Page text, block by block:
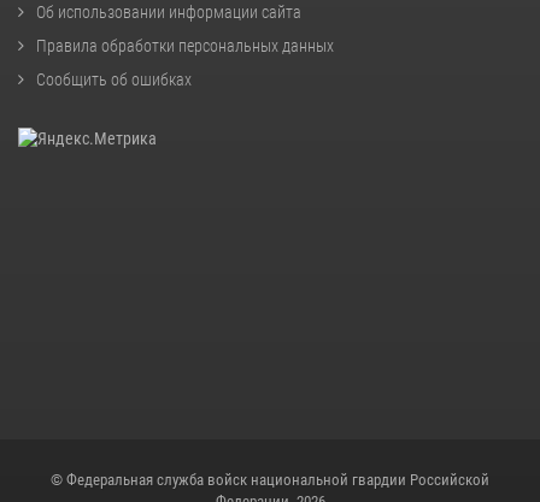
Об использовании информации сайта
Правила обработки персональных данных
Сообщить об ошибках
© Федеральная служба войск национальной гвардии Российской